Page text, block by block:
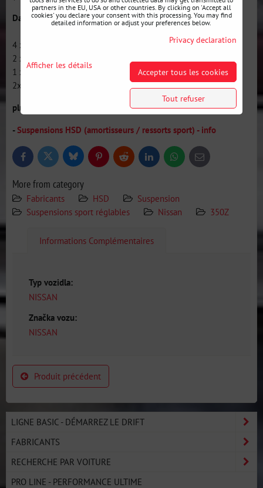
Dans l'emballage:
4 x combinés filetés Monopro
2 x Clés en C
1 x manuel de montage
2x autocollants HSD
plus d'infos sur les suspensions HSD:
- Suspensions HSD (amortisseurs / ressorts sport) - info
FacebookTwitter BlueskyPinterestReddit LinkedInWhatsApp
E-
mail
More from category
Fabricants HSD
Suspension
Suspensions sport réglables
Nissan 350Z
Informations Complémentaires
Typ vozidla:
NISSAN
Značka vozu:
NISSAN
Produit précédent
LIGNE BASIC - DÉMARREZ LE DRIFT
FABRICANTS
RECHERCHE PAR VOITURE
PRO LINE - PERFORMANCE ULTIME
partners in the EU, USA or other countries. By clicking on 'Accept all
cookies' you declare your consent with this processing. You may find
detailed information or adjust your preferences below.
Privacy declaration
Afficher les détails
Accepter tous les cookies
Tout refuser